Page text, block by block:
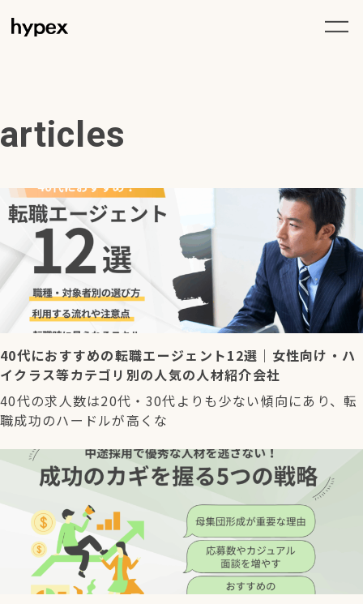
articles
40代におすすめの転職エージェント12選｜女性向け・ハ
イクラス等カテゴリ別の人気の人材紹介会社
40代の求人数は20代・30代よりも少ない傾向にあり、転
職成功のハードルが高くな